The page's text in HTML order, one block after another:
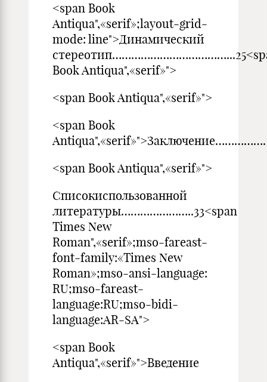
<span Book
Antiqua",«serif»;layout-grid-
mode: line">Динамический
Book Antiqua",«serif»">
<span Book Antiqua",«serif»">
<span Book
<span Book Antiqua",«serif»">
Списокиспользованной
литературы…………………..33<span
Times New
Roman",«serif»;mso-fareast-
font-family:«Times New
Roman»;mso-ansi-language:
RU;mso-fareast-
language:RU;mso-bidi-
language:AR-SA">
<span Book
Antiqua",«serif»">Введение